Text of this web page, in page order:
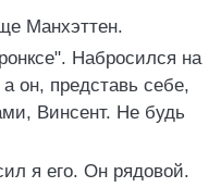
Манхэттен.
Набросился на
он, представь себе,
Винсент. Не будь
я его. Он рядовой.